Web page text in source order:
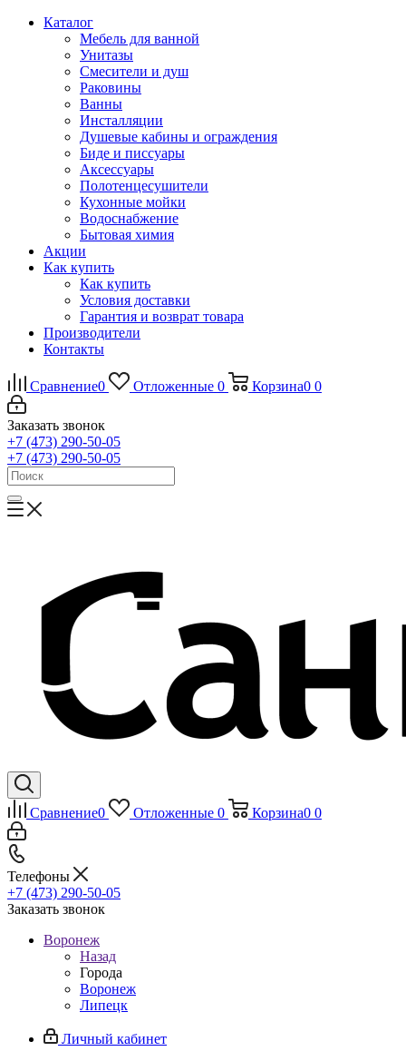
Каталог
Мебель для ванной
Унитазы
Смесители и душ
Раковины
Ванны
Инсталляции
Душевые кабины и ограждения
Биде и писсуары
Аксессуары
Полотенцесушители
Кухонные мойки
Водоснабжение
Бытовая химия
Акции
Как купить
Как купить
Условия доставки
Гарантия и возврат товара
Производители
Контакты
Сравнение0 Отложенные 0 Корзина0 0
Заказать звонок
+7 (473) 290-50-05
+7 (473) 290-50-05
Сравнение0 Отложенные 0 Корзина0 0
Телефоны
+7 (473) 290-50-05
Заказать звонок
Воронеж
Назад
Города
Воронеж
Липецк
Личный кабинет